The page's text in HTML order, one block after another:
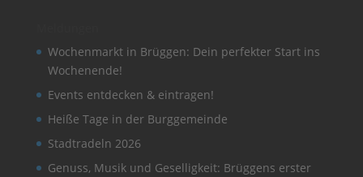
Wochenmarkt in Brüggen: Dein perfekter Start ins
Wochenende!
Events entdecken & eintragen!
Heiße Tage in der Burggemeinde
Stadtradeln 2026
Genuss, Musik und Geselligkeit: Brüggens erster